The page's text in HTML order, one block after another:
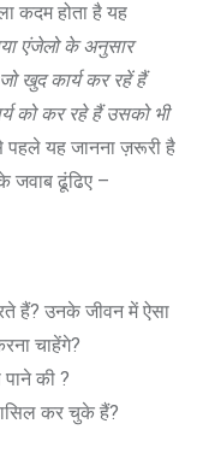
कदम होता है यह
एंजेलो के अनुसार
खुद कार्य कर रहें हैं
को कर रहे हैं उसको भी
पहले यह जानना ज़रूरी है
जवाब ढूंढिए –
हैं? उनके जीवन में ऐसा
चाहेंगे?
की ?
कर चुके हैं?